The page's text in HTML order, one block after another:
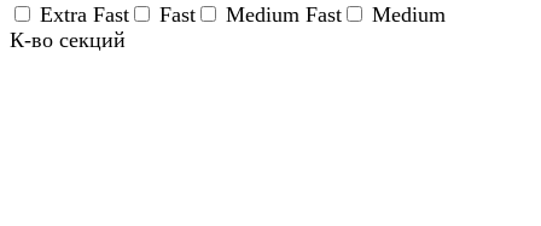
Extra Fast Fast Medium Fast
Medium
К-во секций